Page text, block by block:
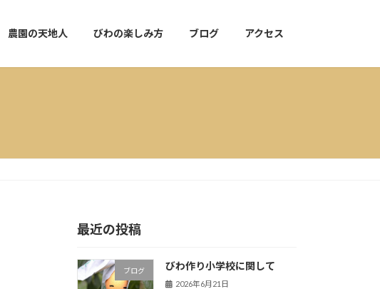
農園の天地人 びわの楽しみ方 ブログ アクセス
最近の投稿
ブログ びわ作り小学校に関して
2026年6月21日